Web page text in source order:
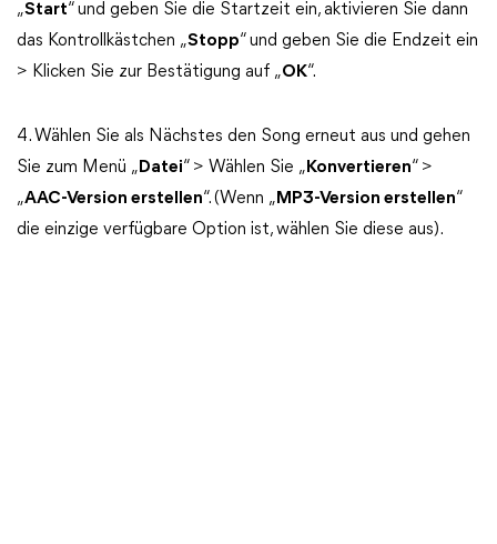
„Start“ und geben Sie die Startzeit ein, aktivieren Sie dann
das Kontrollkästchen „Stopp“ und geben Sie die Endzeit ein
> Klicken Sie zur Bestätigung auf „OK“.
4. Wählen Sie als Nächstes den Song erneut aus und gehen
Sie zum Menü „ Datei“ > Wählen Sie „ Konvertieren“ >
„AAC-Version erstellen“. (Wenn „ MP3-Version erstellen“
die einzige verfügbare Option ist, wählen Sie diese aus).